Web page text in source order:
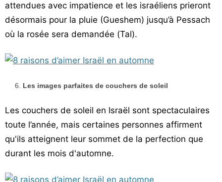
attendues avec impatience et les israéliens prieront
désormais pour la pluie (Gueshem) jusqu’à Pessach
où la rosée sera demandée (Tal).
Les images parfaites de couchers de soleil
Les couchers de soleil en Israël sont spectaculaires
toute l’année, mais certaines personnes affirment
qu'ils atteignent leur sommet de la perfection que
durant les mois d'automne.